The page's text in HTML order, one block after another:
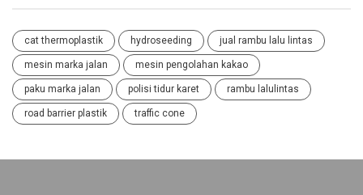
cat thermoplastik hydroseeding jual rambu lalu lintas
mesin marka jalan mesin pengolahan kakao
paku marka jalan polisi tidur karet rambu lalulintas
road barrier plastik traffic cone